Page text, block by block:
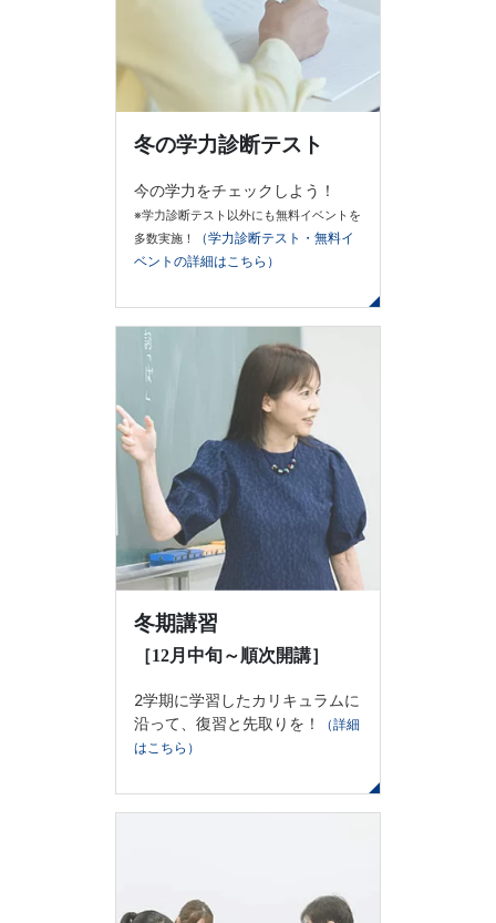
冬の学力診断テスト
今の学力をチェックしよう！
※学力診断テスト以外にも無料イベントを
多数実施！
（学力診断テスト・無料イ
ベントの詳細はこちら）
冬期講習
［12月中旬～順次開講］
2学期に学習したカリキュラムに
沿って、復習と先取りを！
（詳細
はこちら）